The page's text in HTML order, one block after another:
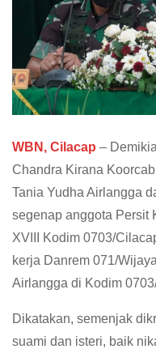
WBN, Cilacap –
Chandra Kirana
Tania Yudha Airlangga
segenap anggota Persit
XVIII Kodim 0703/
kerja Danrem 071/
Airlangga di Kodim
Dikatakan, semenjak
suami dan isteri, baik